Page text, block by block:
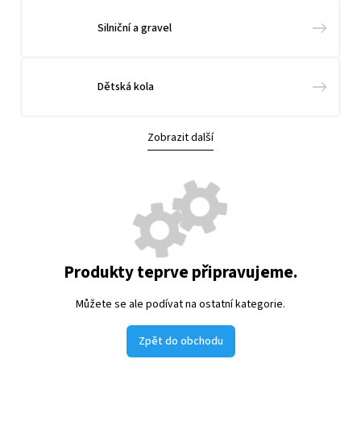
Silniční a gravel
Dětská kola
Zobrazit další
Produkty teprve připravujeme.
Můžete se ale podívat na ostatní kategorie.
Zpět do obchodu